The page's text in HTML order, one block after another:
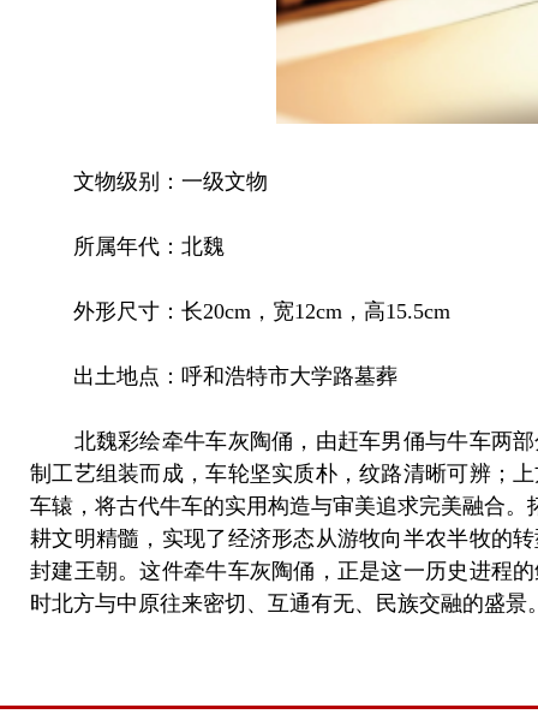
文物级别：一级文物
所属年代：北魏
外形尺寸：长20cm，宽12cm，高15.5cm
出土地点：呼和浩特市大学路墓葬
北魏彩绘牵牛车灰陶俑，由赶车男俑与牛车两部
制工艺组装而成，车轮坚实质朴，纹路清晰可辨；
车辕，将古代牛车的实用构造与审美追求完美融合
耕文明精髓，实现了经济形态从游牧向半农半牧的
封建王朝。这件牵牛车灰陶俑，正是这一历史进程
时北方与中原往来密切、互通有无、民族交融的盛景